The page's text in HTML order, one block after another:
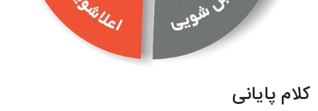
کلام پایانی